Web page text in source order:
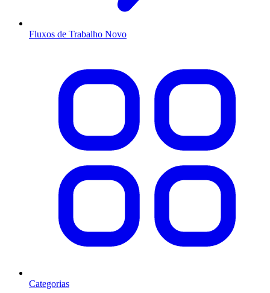
Fluxos de Trabalho Novo
Categorias